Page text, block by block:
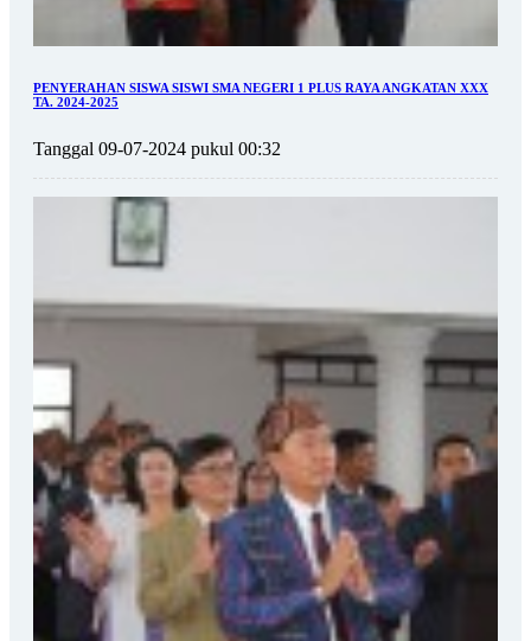
PENYERAHAN SISWA SISWI SMA NEGERI 1 PLUS RAYA ANGKATAN XXX
TA. 2024-2025
Tanggal 09-07-2024 pukul 00:32